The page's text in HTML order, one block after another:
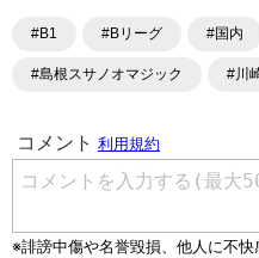
#B1 #Bリーグ #国内
#島根スサノオマジック #川